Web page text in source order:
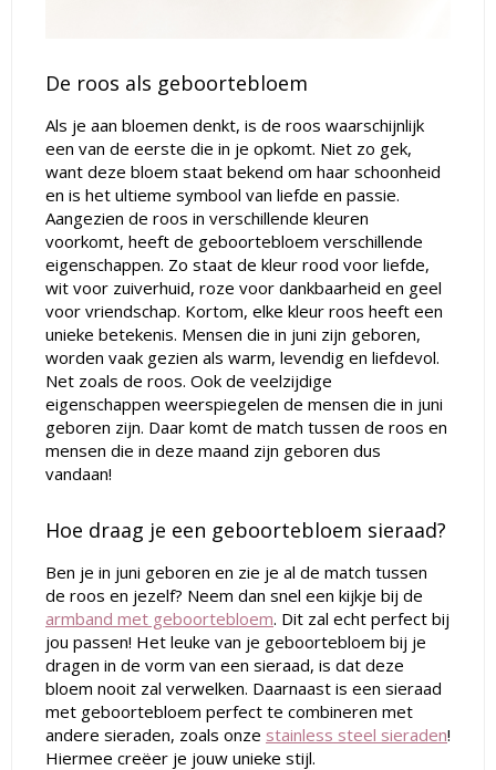
De roos als geboortebloem
Als je aan bloemen denkt, is de roos waarschijnlijk
een van de eerste die in je opkomt. Niet zo gek,
want deze bloem staat bekend om haar schoonheid
en is het ultieme symbool van liefde en passie.
Aangezien de roos in verschillende kleuren
voorkomt, heeft de geboortebloem verschillende
eigenschappen. Zo staat de kleur rood voor liefde,
wit voor zuiverhuid, roze voor dankbaarheid en geel
voor vriendschap. Kortom, elke kleur roos heeft een
unieke betekenis. Mensen die in juni zijn geboren,
worden vaak gezien als warm, levendig en liefdevol.
Net zoals de roos. Ook de veelzijdige
eigenschappen weerspiegelen de mensen die in juni
geboren zijn. Daar komt de match tussen de roos en
mensen die in deze maand zijn geboren dus
vandaan!
Hoe draag je een geboortebloem sieraad?
Ben je in juni geboren en zie je al de match tussen
de roos en jezelf? Neem dan snel een kijkje bij de
armband met geboortebloem. Dit zal echt perfect bij
jou passen! Het leuke van je geboortebloem bij je
dragen in de vorm van een sieraad, is dat deze
bloem nooit zal verwelken. Daarnaast is een sieraad
met geboortebloem perfect te combineren met
andere sieraden, zoals onze stainless steel sieraden!
Hiermee creëer je jouw unieke stijl.